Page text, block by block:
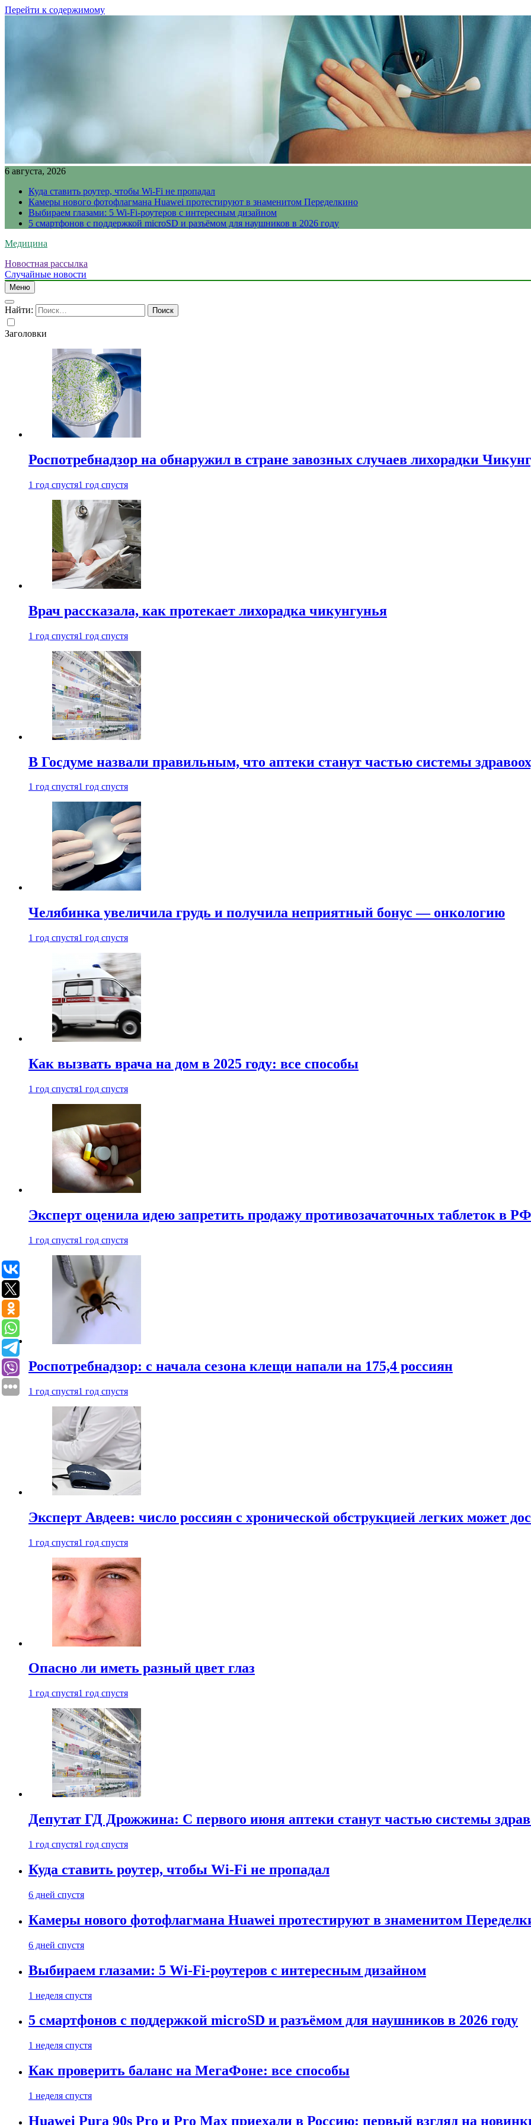
Перейти к содержимому
6 августа, 2026
Куда ставить роутер, чтобы Wi-Fi не пропадал
Камеры нового фотофлагмана Huawei протестируют в знаменитом Переделкино
Выбираем глазами: 5 Wi-Fi-роутеров с интересным дизайном
5 смартфонов с поддержкой microSD и разъёмом для наушников в 2026 году
Медицина
Новостная рассылка
Случайные новости
Меню
Найти:
Заголовки
Роспотребнадзор на обнаружил в стране завозных случаев лихорадки
1 год спустя1 год спустя
Врач рассказала, как протекает лихорадка чикунгунья
1 год спустя1 год спустя
В Госдуме назвали правильным, что аптеки станут частью системы
1 год спустя1 год спустя
Челябинка увеличила грудь и получила неприятный бонус — онкологию
1 год спустя1 год спустя
Как вызвать врача на дом в 2025 году: все способы
1 год спустя1 год спустя
Эксперт оценила идею запретить продажу противозачаточных таблеток в РФ
1 год спустя1 год спустя
Роспотребнадзор: с начала сезона клещи напали на 175,4 россиян
1 год спустя1 год спустя
Эксперт Авдеев: число россиян с хронической обструкцией легких может
1 год спустя1 год спустя
Опасно ли иметь разный цвет глаз
1 год спустя1 год спустя
Депутат ГД Дрожжина: С первого июня аптеки станут частью системы
1 год спустя1 год спустя
Куда ставить роутер, чтобы Wi-Fi не пропадал
6 дней спустя
Камеры нового фотофлагмана Huawei протестируют в знаменитом
6 дней спустя
Выбираем глазами: 5 Wi-Fi-роутеров с интересным дизайном
1 неделя спустя
5 смартфонов с поддержкой microSD и разъёмом для наушников в 2026 году
1 неделя спустя
Как проверить баланс на МегаФоне: все способы
1 неделя спустя
Huawei Pura 90s Pro и Pro Max приехали в Россию: первый взгляд на